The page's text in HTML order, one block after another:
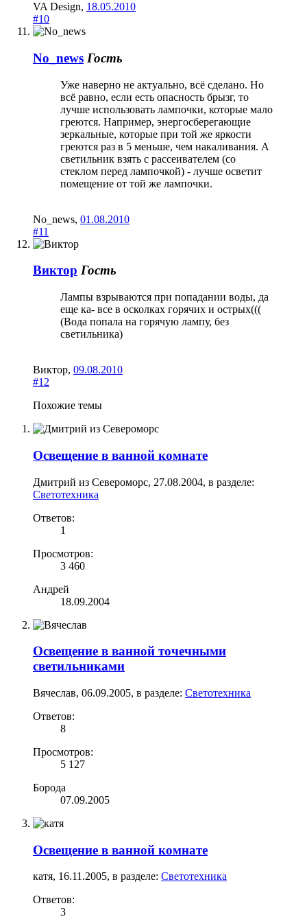
VA Design, 18.05.2010
#10
No_news Гость
Уже наверно не актуально, всё сделано. Но
всё равно, если есть опасность брызг, то
лучше использовать лампочки, которые мало
греются. Например, энергосберегающие
зеркальные, которые при той же яркости
греются раз в 5 меньше, чем накаливания. А
светильник взять с рассеивателем (со
стеклом перед лампочкой) - лучше осветит
помещение от той же лампочки.
No_news, 01.08.2010
#11
Виктор Гость
Лампы взрываются при попадании воды, да
еще ка- все в осколках горячих и острых(((
(Вода попала на горячую лампу, без
светильника)
Виктор, 09.08.2010
#12
Похожие темы
Освещение в ванной комнате
Дмитрий из Североморс, 27.08.2004, в разделе:
Светотехника
Ответов:
1
Просмотров:
3 460
Андрей
18.09.2004
Освещение в ванной точечными
светильниками
Вячеслав, 06.09.2005, в разделе: Светотехника
Ответов:
8
Просмотров:
5 127
Борода
07.09.2005
Освещение в ванной комнате
катя, 16.11.2005, в разделе: Светотехника
Ответов:
3